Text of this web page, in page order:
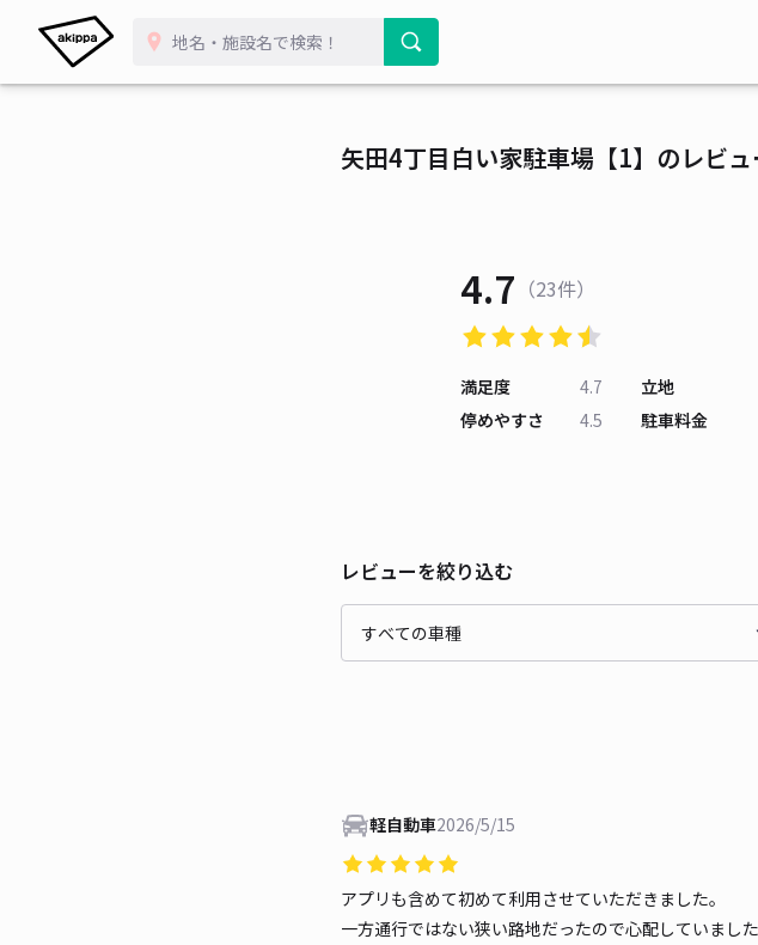
矢田4丁目白い家駐車場【1】のレビュ
4.7 （23件）
満足度 4.7 立地
停めやすさ
4.5 駐車料金
レビューを絞り込む
軽自動車2026/5/15
アプリも含めて初めて利用させていただきました。
一方通行ではない狭い路地だったので心配していまし